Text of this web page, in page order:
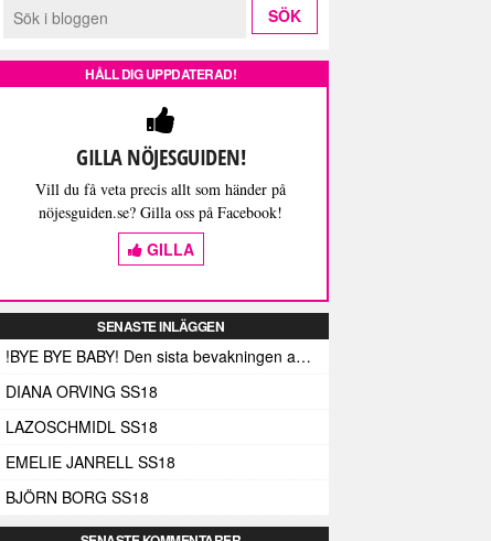
HÅLL DIG UPPDATERAD!
GILLA NÖJESGUIDEN!
Vill du få veta precis allt som händer på
nöjesguiden.se? Gilla oss på Facebook!
GILLA
SENASTE INLÄGGEN
!BYE BYE BABY! Den sista bevakningen av Fashion Week Stockholm – och med den de sista skrivna orden (här)
DIANA ORVING SS18
LAZOSCHMIDL SS18
EMELIE JANRELL SS18
BJÖRN BORG SS18